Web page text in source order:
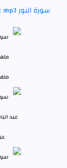
سورة النور mp3 :